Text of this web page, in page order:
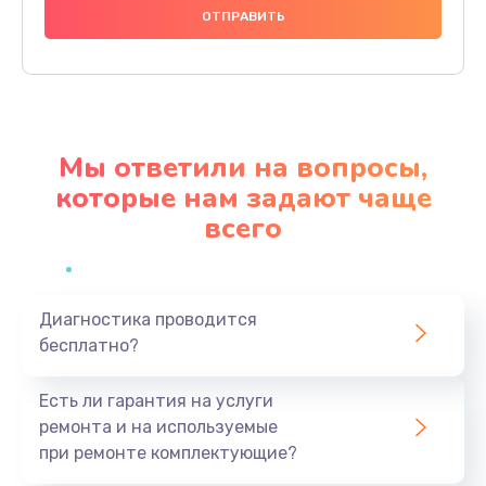
1000 руб.
Заказать
Профилактическая чистка
Заказать
Мы ответили на вопросы,
которые нам задают чаще
всего
Диагностика проводится
бесплатно?
Есть ли гарантия на услуги
ремонта и на используемые
при ремонте комплектующие?